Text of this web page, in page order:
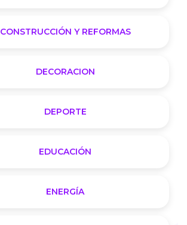
CONSTRUCCIÓN Y REFORMAS
DECORACION
DEPORTE
EDUCACIÓN
ENERGÍA